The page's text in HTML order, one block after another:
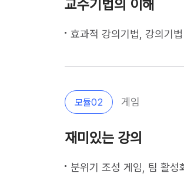
교수기법의 이해
효과적 강의기법, 강의기법 프로세스,
모듈02 게임
재미있는 강의
분위기 조성 게임, 팀 활